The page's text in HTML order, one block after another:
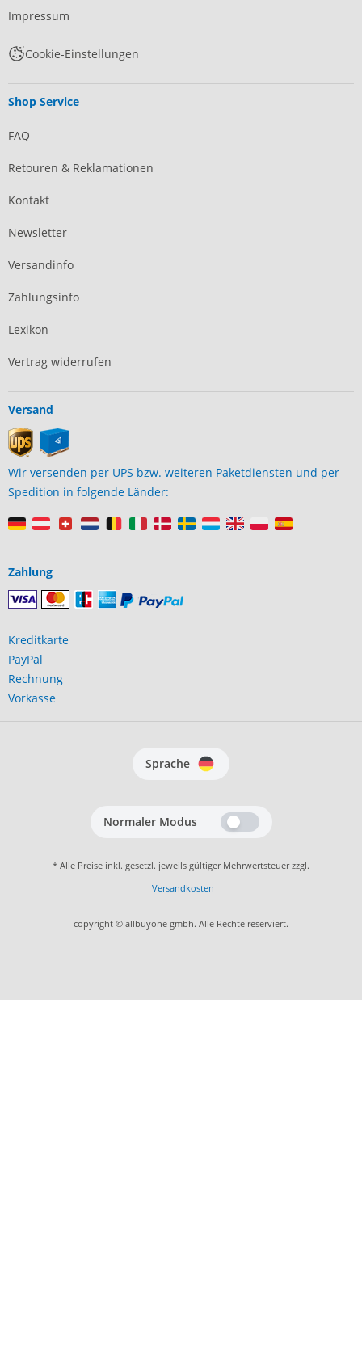
Impressum
Cookie-Einstellungen
Shop Service
FAQ
Retouren & Reklamationen
Kontakt
Newsletter
Versandinfo
Zahlungsinfo
Lexikon
Vertrag widerrufen
Versand
Wir versenden per UPS bzw. weiteren Paketdiensten und per
Spedition in folgende Länder:
Zahlung
Kreditkarte
PayPal
Rechnung
Vorkasse
Sprache
Normaler Modus
* Alle Preise inkl. gesetzl. jeweils gültiger Mehrwertsteuer zzgl.
Versandkosten
copyright © allbuyone gmbh. Alle Rechte reserviert.